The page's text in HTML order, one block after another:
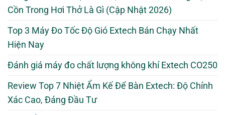
Cồn Trong Hơi Thở Là Gì (Cập Nhật 2026)
Top 3 Máy Đo Tốc Độ Gió Extech Bán Chạy Nhất
Hiện Nay
Đánh giá máy đo chất lượng không khí Extech CO250
Review Top 7 Nhiệt Ẩm Kế Để Bàn Extech: Độ Chính
Xác Cao, Đáng Đầu Tư